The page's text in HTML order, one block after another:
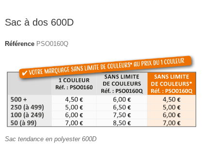
Sac à dos 600D
Référence PSO0160Q
Sac tendance en polyester 600D